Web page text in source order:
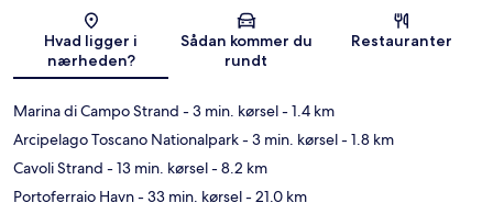
Kort
Hvad ligger i
nærheden?
Sådan kommer du
rundt
Restauranter
Marina di Campo Strand - 3 min. kørsel- 1.4 km
Arcipelago Toscano Nationalpark- 3 min. kørsel- 1.8 km
Cavoli Strand - 13 min. kørsel- 8.2 km
Portoferraio Havn- 33 min. kørsel- 21.0 km